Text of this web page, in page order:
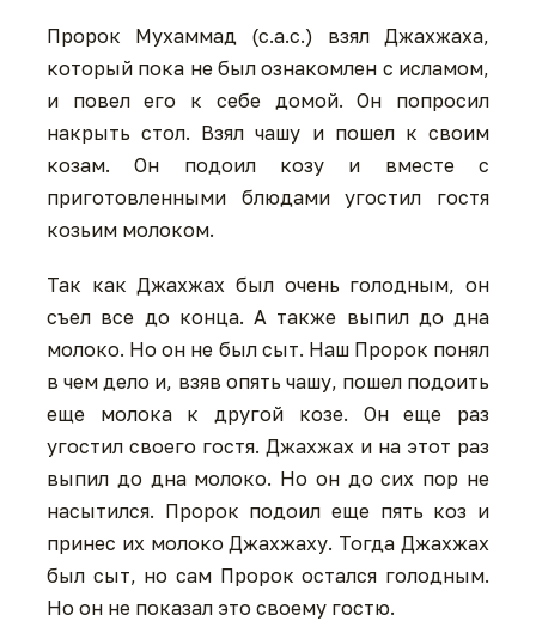
Пророк Мухаммад (с.а.с.) взял Джахжаха,
который пока не был ознакомлен с исламом,
и повел его к себе домой. Он попросил
накрыть стол. Взял чашу и пошел к своим
козам. Он подоил козу и вместе с
приготовленными блюдами угостил гостя
козьим молоком.
Так как Джахжах был очень голодным, он
съел все до конца. А также выпил до дна
молоко. Но он не был сыт. Наш Пророк понял
в чем дело и, взяв опять чашу, пошел подоить
еще молока к другой козе. Он еще раз
угостил своего гостя. Джахжах и на этот раз
выпил до дна молоко. Но он до сих пор не
насытился. Пророк подоил еще пять коз и
принес их молоко Джахжаху. Тогда Джахжах
был сыт, но сам Пророк остался голодным.
Но он не показал это своему гостю.